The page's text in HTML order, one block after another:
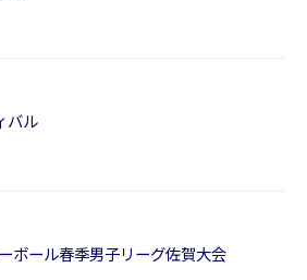
バル
ボール春季男子リーグ佐賀大会